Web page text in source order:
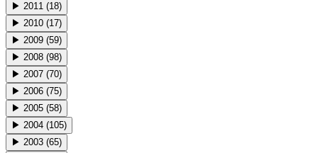
▶ 2011 (18)
▶ 2010 (17)
▶ 2009 (59)
▶ 2008 (98)
▶ 2007 (70)
▶ 2006 (75)
▶ 2005 (58)
▶ 2004 (105)
▶ 2003 (65)